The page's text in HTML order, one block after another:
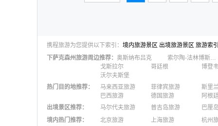
携程旅游为您提供以下索引： 境内旅游景区 出境旅游景区 旅游索
下萨克森州旅游周边推荐： 奥斯纳布吕克
索尔陶-法林博斯特尔县
戈斯拉尔
哥廷根
博登
沃尔夫斯堡
热门目的地推荐： 马来西亚旅游 菲律宾旅游
斯里
巴西旅游
德国旅游
阿根
出境景区推荐： 马尔代夫旅游 普吉岛旅游
巴厘
澳大利亚旅游
毛里求斯旅游
苏梅
境内热门推荐： 北京旅游 上海旅游
杭州